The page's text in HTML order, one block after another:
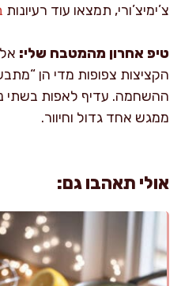
צ’ימיצ’ורי, תמצאו עוד רעיונות
טיפ אחרון מהמטבח שלי:
הקציצות צפופות מדי הן
ההשחמה. עדיף לאפות בשתי
ממגש אחד גדול וחיוור.
אולי תאהבו גם: